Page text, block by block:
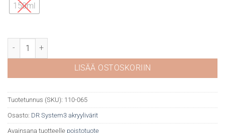
150ml
DR System 3 akryyli 065 Paynes grey määrä
LISÄÄ OSTOSKORIIN
Tuotetunnus (SKU): 110-065
Osasto: DR System3 akryylivärit
Avainsana tuotteelle poistotuote